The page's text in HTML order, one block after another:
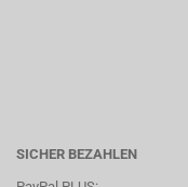
SICHER BEZAHLEN